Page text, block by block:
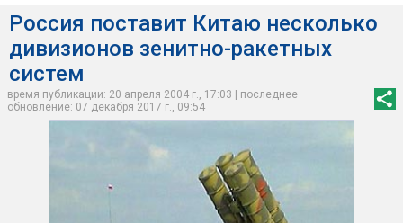
Россия поставит Китаю несколько
дивизионов зенитно-ракетных
систем
время публикации: 20 апреля 2004 г., 17:03 | последнее
обновление: 07 декабря 2017 г., 09:54